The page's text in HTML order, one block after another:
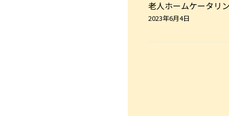
老人ホームケータリ
2023年6月4日